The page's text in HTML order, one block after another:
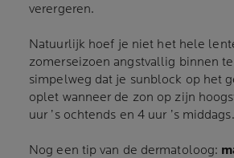
verergeren.
Natuurlijk hoef je niet het hele
zomerseizoen angstvallig binnen
simpelweg dat je sunblock op het
oplet wanneer de zon op zijn
uur ’s ochtends en 4 uur ’s middags.
Nog een tip van de dermatoloog: